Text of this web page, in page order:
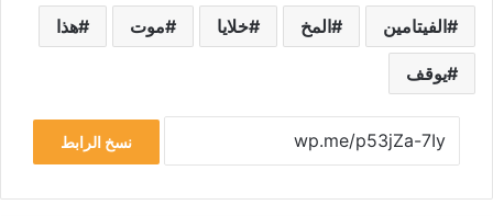
الفيتامين المخ خلايا موت هذا
يوقف
نسخ الرابط